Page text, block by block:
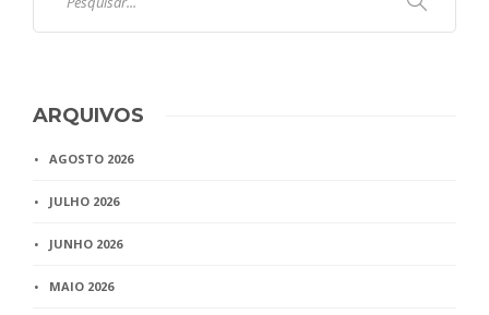
ARQUIVOS
AGOSTO 2026
JULHO 2026
JUNHO 2026
MAIO 2026